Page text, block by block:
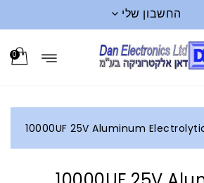
החשבון שלי
0
10000UF 25V Aluminum